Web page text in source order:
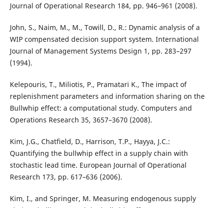
Journal of Operational Research 184, pp. 946–961 (2008).
John, S., Naim, M., M., Towill, D., R.: Dynamic analysis of a
WIP compensated decision support system. International
Journal of Management Systems Design 1, pp. 283–297
(1994).
Kelepouris, T., Miliotis, P., Pramatari K., The impact of
replenishment parameters and information sharing on the
Bullwhip effect: a computational study. Computers and
Operations Research 35, 3657–3670 (2008).
Kim, J.G., Chatfield, D., Harrison, T.P., Hayya, J.C.:
Quantifying the bullwhip effect in a supply chain with
stochastic lead time. European Journal of Operational
Research 173, pp. 617–636 (2006).
Kim, I., and Springer, M. Measuring endogenous supply